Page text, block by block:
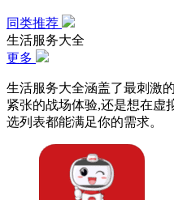
同类推荐
生活服务大全
更多
生活服务大全涵盖了最刺激
紧张的战场体验,还是想在虚
选列表都能满足你的需求。